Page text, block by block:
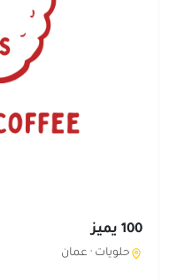
100 يميز
حلويات · عمان